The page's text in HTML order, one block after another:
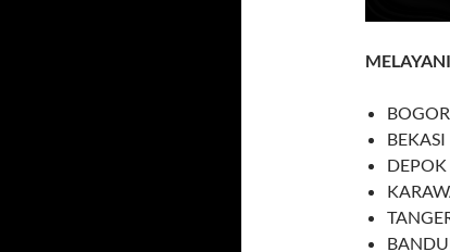
BOGOR
BEKASI
DEPOK